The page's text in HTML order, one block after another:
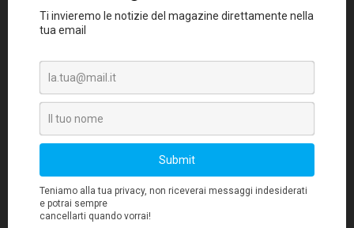
emergenti cresceranno del 29% contro il 14%
degli USA.
Esempi concreti mostrano la trasformazione.
Greciaè divenuta hub regionale del gas e
sta investendo massicciamente in rinnovabili;
le banche nazionali hanno risanato i bilanci
dopo la crisi. InCina, la crisi immobiliare
coesiste con la leadership globale di
CATL
nella produzione di batterie, posizionata al
crocevia della transizione energetica e della